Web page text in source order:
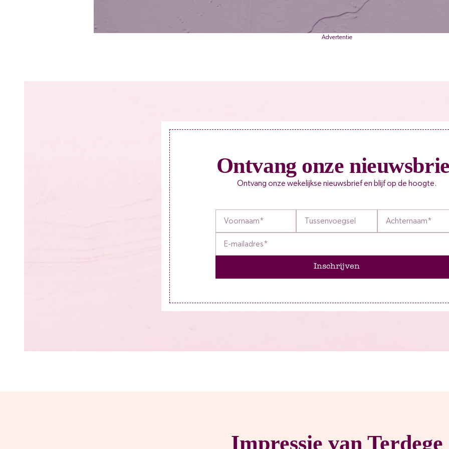
Advertentie
Ontvang onze
Ontvang onze wekelijkse nieuwsbrief en blijf op de hoogte.
Inschrijven
Impressie van Terdege